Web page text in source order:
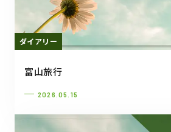
ダイアリー
富山旅行
2026.05.15